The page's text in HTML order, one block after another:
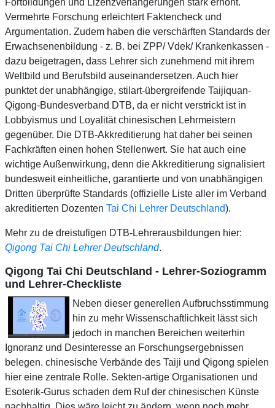
Fortbildungen und Lizenzverlängerungen stark erhöht.
Vermehrte Forschung erleichtert Faktencheck und
Argumentation. Zudem haben die verschärften Standards der
Erwachsenenbildung - z. B. bei ZPP/ Vdek/ Krankenkassen -
dazu beigetragen, dass Lehrer sich zunehmend mit ihrem
Weltbild und Berufsbild auseinandersetzen. Auch hier
punktet der unabhängige, stilart-übergreifende Taijiquan-
Qigong-Bundesverband DTB, da er nicht verstrickt ist in
Lobbyismus und Loyalität chinesischen Lehrmeistern
gegenüber. Die DTB-Akkreditierung hat daher bei seinen
Fachkräften einen hohen Stellenwert. Sie hat auch eine
wichtige Außenwirkung, denn die Akkreditierung signalisiert
bundesweit einheitliche, garantierte und von unabhängigen
Dritten überprüfte Standards (offizielle Liste aller im Verband
akreditierten Dozenten Tai Chi Lehrer Deutschland).
Mehr zu de dreistufigen DTB-Lehrerausbildungen hier:
Qigong Tai Chi Lehrer Deutschland.
Qigong Tai Chi Deutschland - Lehrer-Soziogramm
und Lehrer-Checkliste
Neben dieser generellen Aufbruchsstimmung
hin zu mehr Wissenschaftlichkeit lässt sich
jedoch in manchen Bereichen weiterhin
Ignoranz und Desinteresse an Forschungsergebnissen
belegen. chinesische Verbände des Taiji und Qigong spielen
hier eine zentrale Rolle. Sekten-artige Organisationen und
Esoterik-Gurus schaden dem Ruf der chinesischen Künste